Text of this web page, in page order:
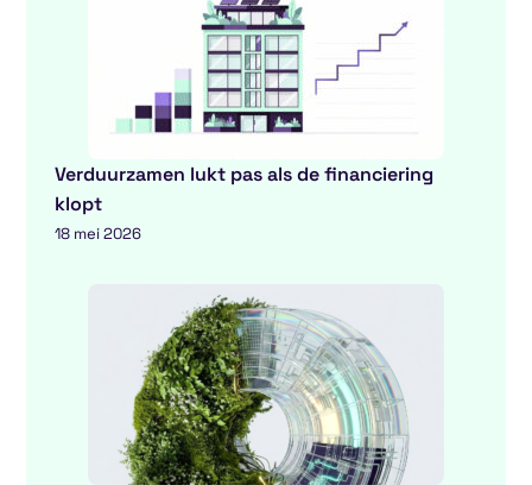
Verduurzamen lukt pas als de financiering
klopt
18 mei 2026